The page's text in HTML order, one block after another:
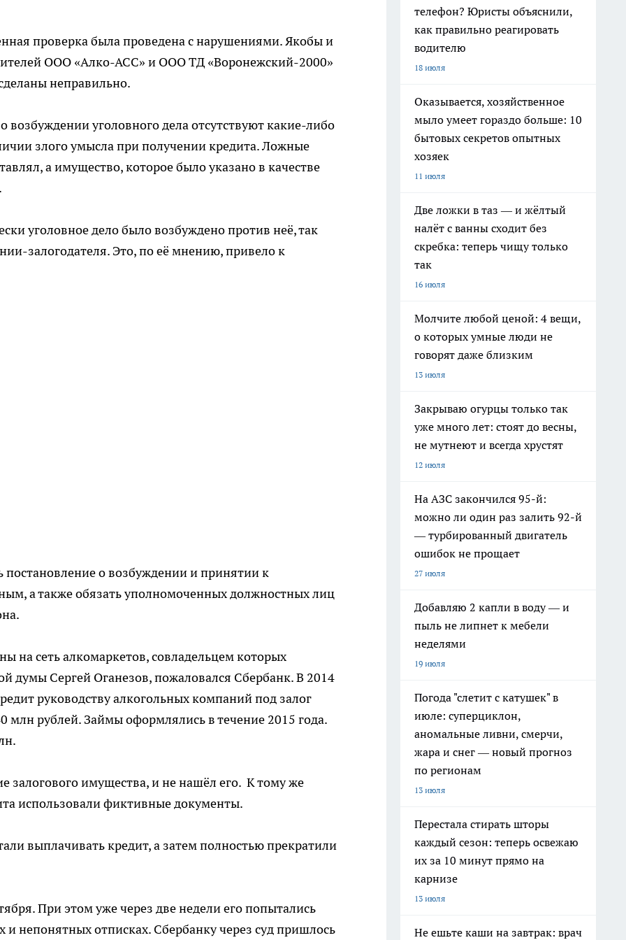
проверка была проведена с нарушениями. Якобы и
ООО «Алко-АСС» и ООО ТД «Воронежский-2000»
неправильно.
возбуждении уголовного дела отсутствуют какие-либо
злого умысла при получении кредита. Ложные
а имущество, которое было указано в качестве
уголовное дело было возбуждено против неё, так
залогодателя. Это, по её мнению, привело к
постановление о возбуждении и принятии к
а также обязать уполномоченных должностных лиц
на сеть алкомаркетов, совладельцем которых
думы Сергей Оганезов, пожаловался Сбербанк. В 2014
руководству алкогольных компаний под залог
млн рублей. Займы оформлялись в течение 2015 года.
залогового имущества, и не нашёл его. К тому же
использовали фиктивные документы.
выплачивать кредит, а затем полностью прекратили
При этом уже через две недели его попытались
и непонятных отписках. Сбербанку через суд пришлось
телефон? Юристы объяснили,
как правильно реагировать
водителю
18 июля
Оказывается, хозяйственное
мыло умеет гораздо больше: 10
бытовых секретов опытных
хозяек
11 июля
Две ложки в таз — и жёлтый
налёт с ванны сходит без
скребка: теперь чищу только
так
16 июля
Молчите любой ценой: 4 вещи,
о которых умные люди не
говорят даже близким
13 июля
Закрываю огурцы только так
уже много лет: стоят до весны,
не мутнеют и всегда хрустят
12 июля
На АЗС закончился 95-й:
можно ли один раз залить 92-й
— турбированный двигатель
ошибок не прощает
27 июля
Добавляю 2 капли в воду — и
пыль не липнет к мебели
неделями
19 июля
Погода "слетит с катушек" в
июле: суперциклон,
аномальные ливни, смерчи,
жара и снег — новый прогноз
по регионам
13 июля
Перестала стирать шторы
каждый сезон: теперь освежаю
их за 10 минут прямо на
карнизе
13 июля
Не ешьте каши на завтрак: врач